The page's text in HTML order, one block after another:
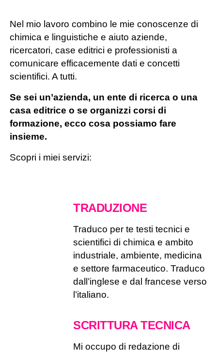
Nel mio lavoro combino le mie conoscenze di
chimica e linguistiche e aiuto aziende,
ricercatori, case editrici e professionisti a
comunicare efficacemente dati e concetti
scientifici. A tutti.
Se sei un’azienda, un ente di ricerca o una
casa editrice o se organizzi corsi di
formazione, ecco cosa possiamo fare
insieme.
Scopri i miei servizi:
TRADUZIONE
Traduco per te testi tecnici e
scientifici di chimica e ambito
industriale, ambiente, medicina
e settore farmaceutico. Traduco
dall’inglese e dal francese verso
l’italiano.
SCRITTURA TECNICA
Mi occupo di redazione di